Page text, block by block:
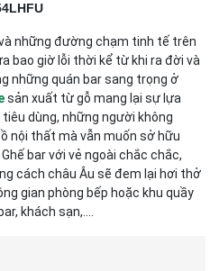
những đường chạm tinh tế trên
bao giờ lỗi thời kể từ khi ra đời và
những quán bar sang trọng ở
sản xuất từ gỗ mang lại sự lựa
dùng, những người không
nội thất mà vẫn muốn sở hữu
bar với vẻ ngoài chắc chắc,
cách châu Âu sẽ đem lại hơi thở
gian phòng bếp hoặc khu quầy
khách sạn,....